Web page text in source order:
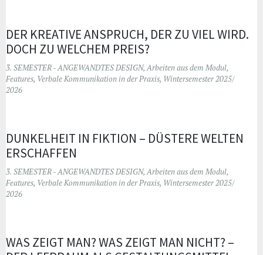
DER KREATIVE ANSPRUCH, DER ZU VIEL WIRD.
DOCH ZU WELCHEM PREIS?
3. SEMESTER - ANGEWANDTES DESIGN, Arbeiten aus dem Modul,
Features, Verbale Kommunikation in der Praxis, Wintersemester 2025/
2026
DUNKELHEIT IN FIKTION – DÜSTERE WELTEN
ERSCHAFFEN
3. SEMESTER - ANGEWANDTES DESIGN, Arbeiten aus dem Modul,
Features, Verbale Kommunikation in der Praxis, Wintersemester 2025/
2026
WAS ZEIGT MAN? WAS ZEIGT MAN NICHT? –